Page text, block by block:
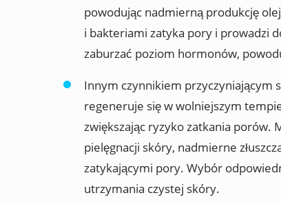
powodując nadmierną produkcję
i bakteriami zatyka pory i prowadzi
zaburzać poziom hormonów,
Innym czynnikiem przyczyniającym
regeneruje się w wolniejszym
zwiększając ryzyko zatkania
pielęgnacji skóry, nadmierne
zatykającymi pory. Wybór
utrzymania czystej skóry.